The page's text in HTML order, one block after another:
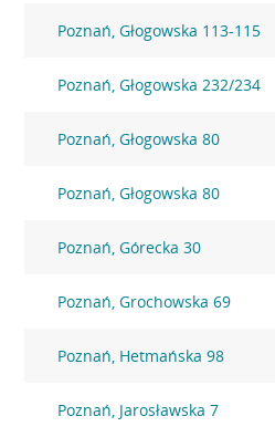
Poznań, Głogowska 113-115
Poznań, Głogowska 232/234
Poznań, Głogowska 80
Poznań, Głogowska 80
Poznań, Górecka 30
Poznań, Grochowska 69
Poznań, Hetmańska 98
Poznań, Jarosławska 7